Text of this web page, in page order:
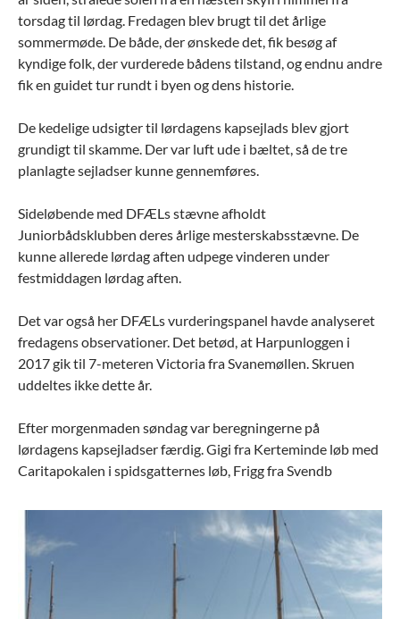
torsdag til lørdag. Fredagen blev brugt til det årlige
sommermøde. De både, der ønskede det, fik besøg af
kyndige folk, der vurderede bådens tilstand, og endnu andre
fik en guidet tur rundt i byen og dens historie.
De kedelige udsigter til lørdagens kapsejlads blev gjort
grundigt til skamme. Der var luft ude i bæltet, så de tre
planlagte sejladser kunne gennemføres.
Sideløbende med DFÆLs stævne afholdt
Juniorbådsklubben deres årlige mesterskabsstævne. De
kunne allerede lørdag aften udpege vinderen under
festmiddagen lørdag aften.
Det var også her DFÆLs vurderingspanel havde analyseret
fredagens observationer. Det betød, at Harpunloggen i
2017 gik til 7-meteren Victoria fra Svanemøllen. Skruen
uddeltes ikke dette år.
Efter morgenmaden søndag var beregningerne på
lørdagens kapsejladser færdig. Gigi fra Kerteminde løb med
Caritapokalen i spidsgatternes løb, Frigg fra Svendb